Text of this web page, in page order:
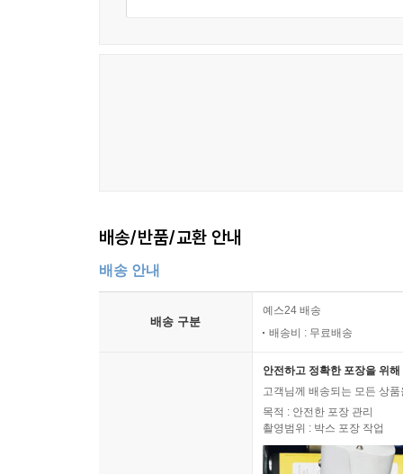
배송/반품/교환 안내
배송 안내
배송 구분
예스24 배송
배송비 : 무료배송
안전하고 정확한 포장을 위
고객님께 배송되는 모든 상
목적 : 안전한 포장 관리
촬영범위 : 박스 포장 작업